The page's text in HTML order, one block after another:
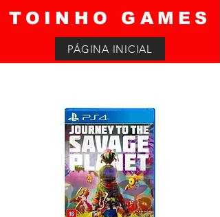
TOINHO GAMES
PÁGINA INICIAL